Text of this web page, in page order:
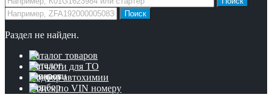
Раздел не найден.
Каталог товаров
Запчасти для ТО
Подбор автохимии
Поиск по VIN номеру